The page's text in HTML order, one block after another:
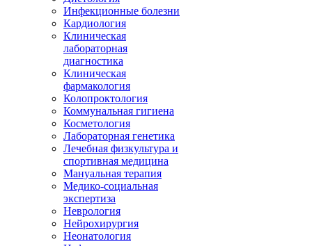
Инфекционные болезни
Кардиология
Клиническая
лабораторная
диагностика
Клиническая
фармакология
Колопроктология
Коммунальная гигиена
Косметология
Лабораторная генетика
Лечебная физкультура и
спортивная медицина
Мануальная терапия
Медико-социальная
экспертиза
Неврология
Нейрохирургия
Неонатология